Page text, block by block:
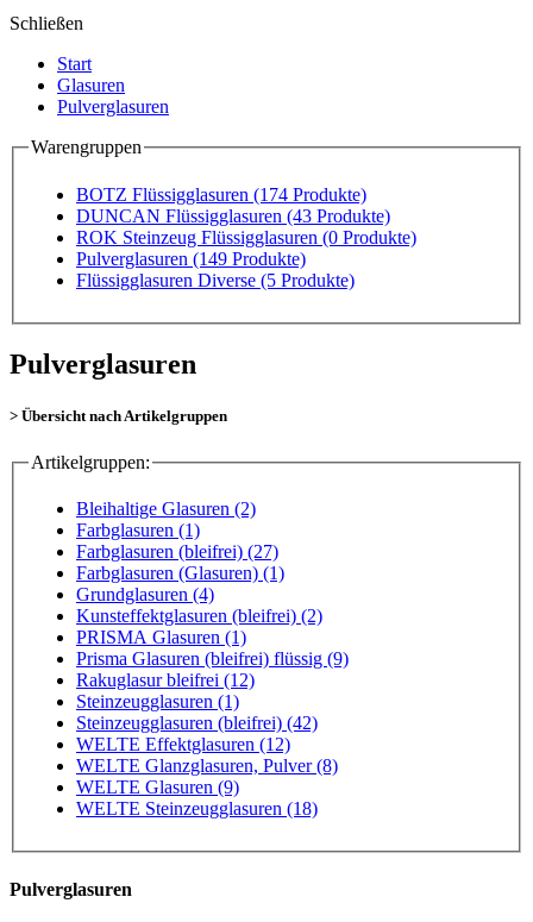
Schließen
Start
Glasuren
Pulverglasuren
Warengruppen
BOTZ Flüssigglasuren (174 Produkte)
DUNCAN Flüssigglasuren (43 Produkte)
ROK Steinzeug Flüssigglasuren (0 Produkte)
Pulverglasuren (149 Produkte)
Flüssigglasuren Diverse (5 Produkte)
Pulverglasuren
> Übersicht nach Artikelgruppen
Artikelgruppen:
Bleihaltige Glasuren (2)
Farbglasuren (1)
Farbglasuren (bleifrei) (27)
Farbglasuren (Glasuren) (1)
Grundglasuren (4)
Kunsteffektglasuren (bleifrei) (2)
PRISMA Glasuren (1)
Prisma Glasuren (bleifrei) flüssig (9)
Rakuglasur bleifrei (12)
Steinzeugglasuren (1)
Steinzeugglasuren (bleifrei) (42)
WELTE Effektglasuren (12)
WELTE Glanzglasuren, Pulver (8)
WELTE Glasuren (9)
WELTE Steinzeugglasuren (18)
Pulverglasuren